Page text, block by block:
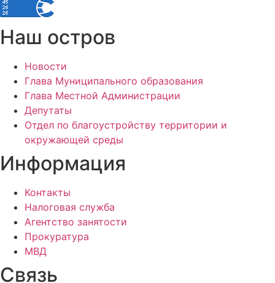
Наш остров
Новости
Глава Муниципального образования
Глава Местной Администрации
Депутаты
Отдел по благоустройству территории и
окружающей среды
Информация
Контакты
Налоговая служба
Агентство занятости
Прокуратура
МВД
Связь